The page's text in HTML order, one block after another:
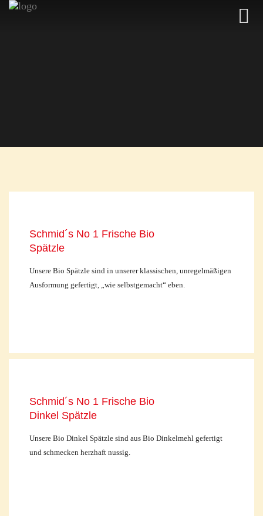
Schmid´s No 1 Frische Bio
Spätzle
Unsere Bio Spätzle sind in unserer klassischen, unregelmäßigen
Ausformung gefertigt, „wie selbstgemacht“ eben.
Schmid´s No 1 Frische Bio
Dinkel Spätzle
Unsere Bio Dinkel Spätzle sind aus Bio Dinkelmehl gefertigt
und schmecken herzhaft nussig.